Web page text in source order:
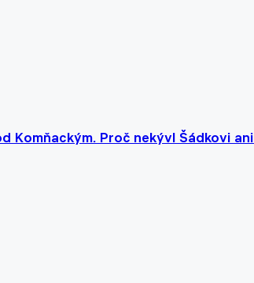
Komňackým. Proč nekývl Šádkovi ani